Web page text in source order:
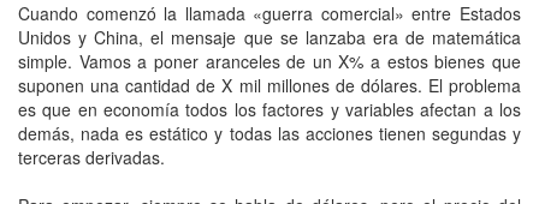
Cuando comenzó la llamada «guerra comercial» entre Estados
Unidos y China, el mensaje que se lanzaba era de matemática
simple. Vamos a poner aranceles de un X% a estos bienes que
suponen una cantidad de X mil millones de dólares. El problema
es que en economía todos los factores y variables afectan a los
demás, nada es estático y todas las acciones tienen segundas y
terceras derivadas.